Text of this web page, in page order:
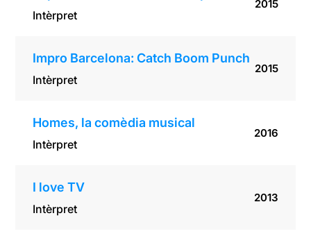
Intèrpret
2015
Impro Barcelona: Catch Boom Punch
Intèrpret
2015
Homes, la comèdia musical
Intèrpret
2016
I love TV
Intèrpret
2013